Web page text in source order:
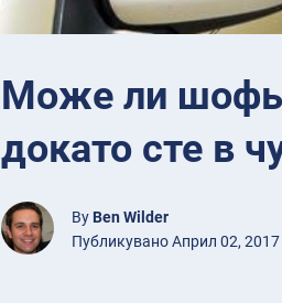
Може ли
докато сте в
By Ben Wilder
Публикувано Април 02, 2017